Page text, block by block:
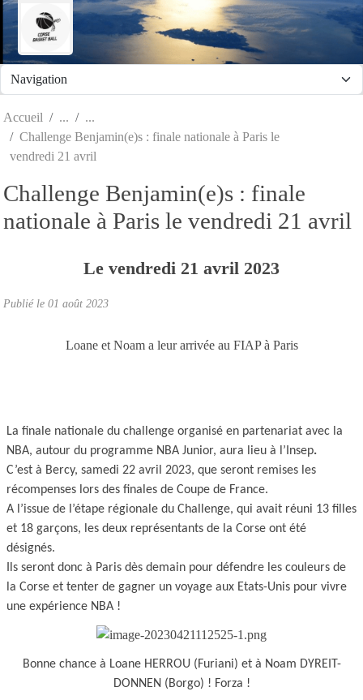
Accueil
Challenge Benjamin(e)s : finale nationale à Paris le
vendredi 21 avril
Challenge Benjamin(e)s : finale
nationale à Paris le vendredi 21 avril
Le vendredi 21 avril 2023
Publié le 01 août 2023
Loane et Noam a leur arrivée au FIAP à Paris
La finale nationale du challenge organisé en partenariat avec la
NBA, autour du programme NBA Junior, aura lieu à l’Insep.
C’est à Bercy, samedi 22 avril 2023, que seront remises les
récompenses lors des finales de Coupe de France.
A l’issue de l’étape régionale du Challenge, qui avait réuni 13 filles
et 18 garçons, les deux représentants de la Corse ont été
désignés.
Ils seront donc à Paris dès demain pour défendre les couleurs de
la Corse et tenter de gagner un voyage aux Etats-Unis pour vivre
une expérience NBA !
Bonne chance à Loane HERROU (Furiani) et à Noam DYREIT-
DONNEN (Borgo) ! Forza !
Panneau de gestion des cookies